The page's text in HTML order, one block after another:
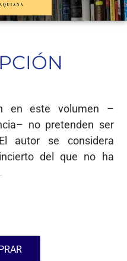
en este volumen –
no pretenden ser
autor se considera
del que no ha